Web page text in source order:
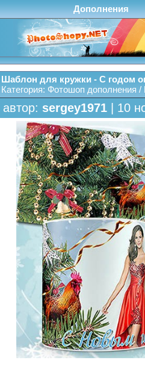
Дополнения
Шаблон для кружки - С годом
Категория: Фотошоп дополнения /
автор: sergey1971 | 10